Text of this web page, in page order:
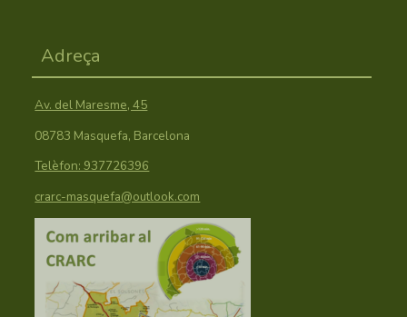
Adreça
Av. del Maresme, 45
08783 Masquefa, Barcelona
Telèfon: 937726396
crarc-masquefa@outlook.com